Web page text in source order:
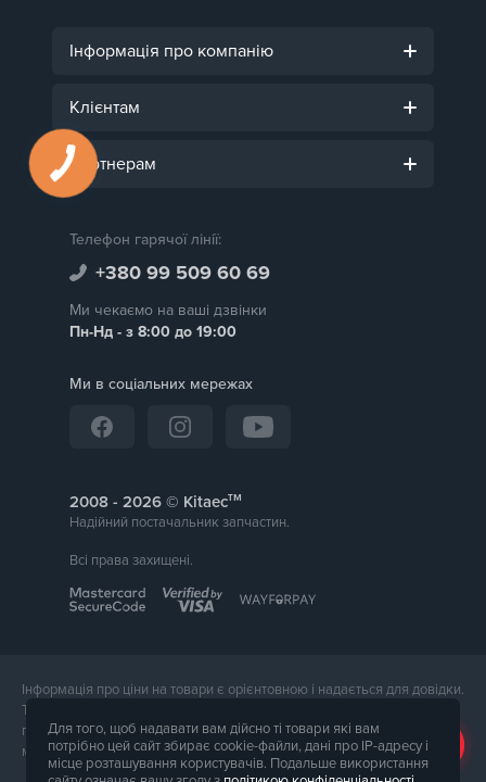
Інформація про компанію
Клієнтам
Партнерам
Телефон гарячої лінії:
+380 99 509 60 69
Ми чекаємо на ваші дзвінки
Пн-Нд - з 8:00 до 19:00
Ми в соціальних мережах
2008 - © Kitaecтм
Надійний постачальник запчастин.
Всі права захищені.
Інформація про ціни на товари є орієнтовною і надається для довідки.
Точна вартість товару буде названа менеджером магазину при
підтвердження замовлення. Зовнішній вигляд і комплектація товару
може відрізнятися від його фотографії.
Для того, щоб надавати вам дійсно ті товари які вам
потрібно цей сайт збирає cookie-файли, дані про IP-адресу і
місце розташування користувачів. Подальше використання